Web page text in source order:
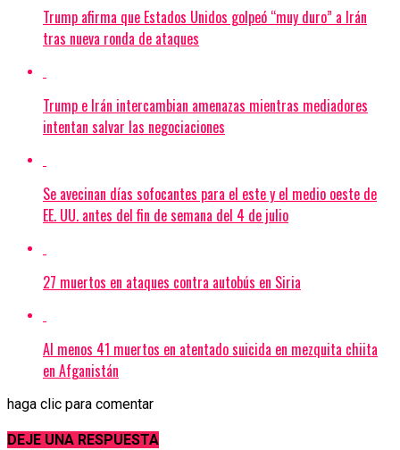
Trump afirma que Estados Unidos golpeó “muy duro” a Irán
tras nueva ronda de ataques
Trump e Irán intercambian amenazas mientras mediadores
intentan salvar las negociaciones
Se avecinan días sofocantes para el este y el medio oeste de
EE. UU. antes del fin de semana del 4 de julio
27 muertos en ataques contra autobús en Siria
Al menos 41 muertos en atentado suicida en mezquita chiita
en Afganistán
haga clic para comentar
DEJE UNA RESPUESTA